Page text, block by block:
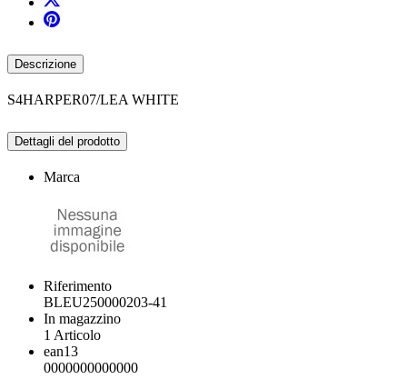
Descrizione
S4HARPER07/LEA WHITE
Dettagli del prodotto
Marca
Riferimento
BLEU250000203-41
In magazzino
1 Articolo
ean13
0000000000000